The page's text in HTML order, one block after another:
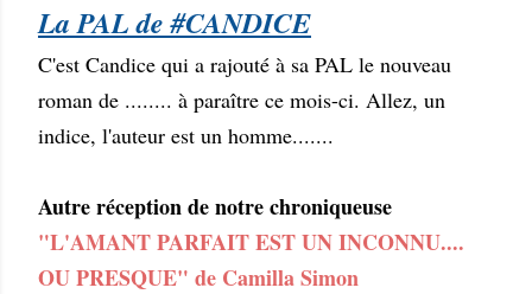
La PAL de #CANDICE
C'est Candice qui a rajouté à sa PAL le nouveau
roman de ........ à paraître ce mois-ci. Allez, un
indice, l'auteur est un homme.......
Autre réception de notre chroniqueuse
"L'AMANT PARFAIT EST UN INCONNU....
OU PRESQUE" de Camilla Simon